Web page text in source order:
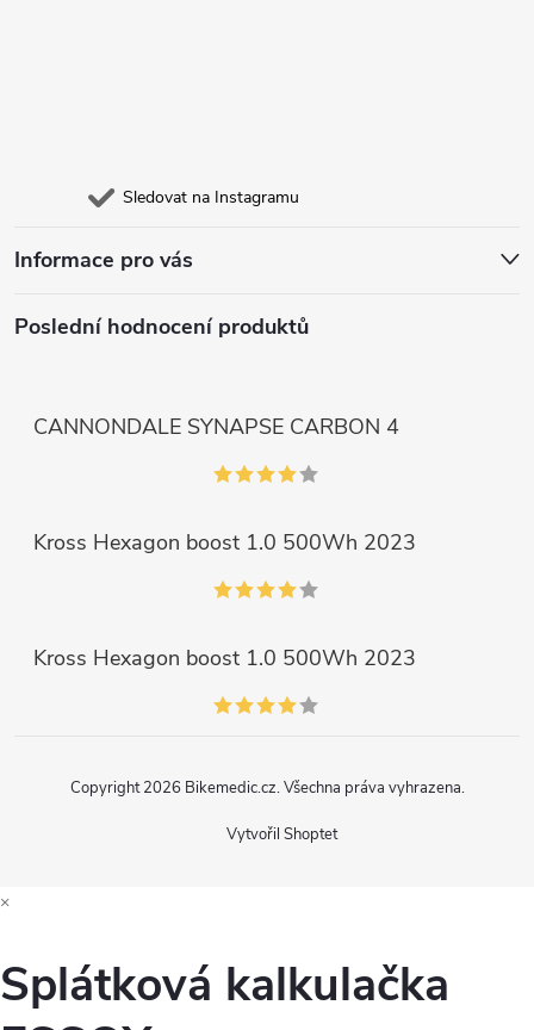
Sledovat na Instagramu
Informace pro vás
Poslední hodnocení produktů
CANNONDALE SYNAPSE CARBON 4
Kross Hexagon boost 1.0 500Wh 2023
Kross Hexagon boost 1.0 500Wh 2023
Vytvořil Shoptet
Copyright 2026 Bikemedic.cz. Všechna práva vyhrazena.
×
Splátková kalkulačka